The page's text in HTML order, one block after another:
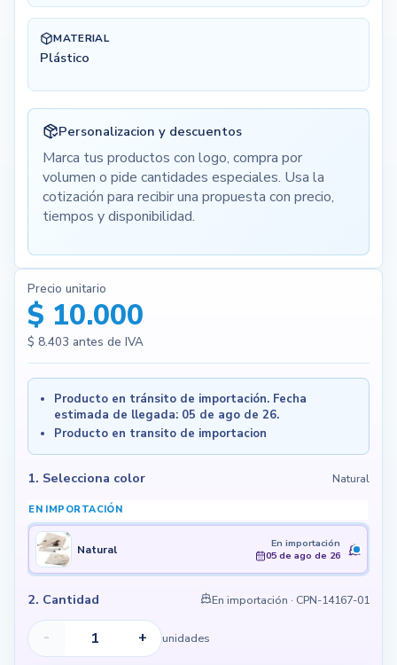
MATERIAL
Plástico
Personalizacion y descuentos
Marca tus productos con logo, compra por
volumen o pide cantidades especiales. Usa la
cotización para recibir una propuesta con precio,
tiempos y disponibilidad.
Precio unitario
$ 10.000
$ 8.403 antes de IVA
Producto en tránsito de importación. Fecha
estimada de llegada: 05 de ago de 26.
Producto en transito de importacion
1. Selecciona color Natural
EN IMPORTACIÓN
Natural
En importación
05 de ago de 26
2. Cantidad En importación · CPN-14167-01
- + unidades